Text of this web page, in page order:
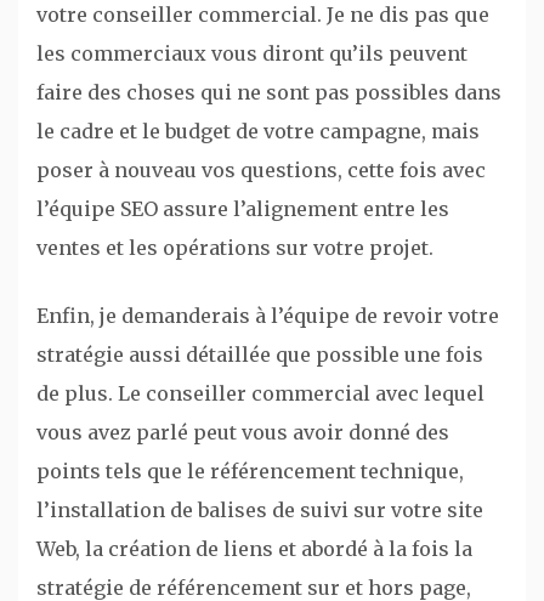
votre conseiller commercial. Je ne dis pas que
les commerciaux vous diront qu’ils peuvent
faire des choses qui ne sont pas possibles dans
le cadre et le budget de votre campagne, mais
poser à nouveau vos questions, cette fois avec
l’équipe SEO assure l’alignement entre les
ventes et les opérations sur votre projet.
Enfin, je demanderais à l’équipe de revoir votre
stratégie aussi détaillée que possible une fois
de plus. Le conseiller commercial avec lequel
vous avez parlé peut vous avoir donné des
points tels que le référencement technique,
l’installation de balises de suivi sur votre site
Web, la création de liens et abordé à la fois la
stratégie de référencement sur et hors page,